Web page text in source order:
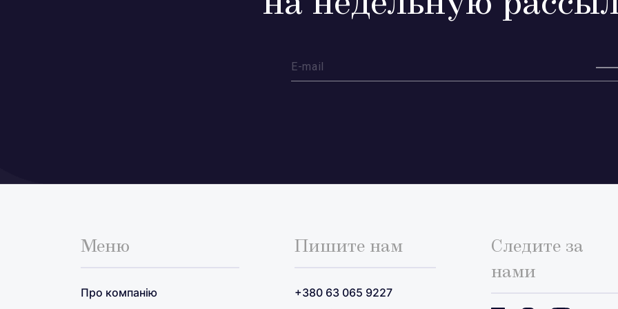
Меню
Про компанію
Пишите нам
+380 63 065 9227
Следите за
нами